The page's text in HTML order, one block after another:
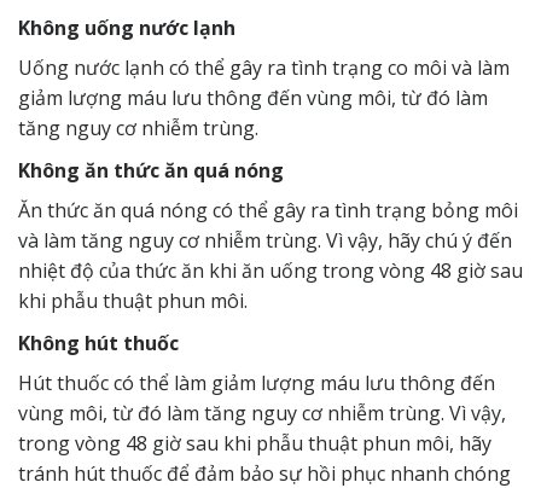
Không uống nước lạnh
Uống nước lạnh có thể gây ra tình trạng co môi và làm
giảm lượng máu lưu thông đến vùng môi, từ đó làm
tăng nguy cơ nhiễm trùng.
Không ăn thức ăn quá nóng
Ăn thức ăn quá nóng có thể gây ra tình trạng bỏng môi
và làm tăng nguy cơ nhiễm trùng. Vì vậy, hãy chú ý đến
nhiệt độ của thức ăn khi ăn uống trong vòng 48 giờ sau
khi phẫu thuật phun môi.
Không hút thuốc
Hút thuốc có thể làm giảm lượng máu lưu thông đến
vùng môi, từ đó làm tăng nguy cơ nhiễm trùng. Vì vậy,
trong vòng 48 giờ sau khi phẫu thuật phun môi, hãy
tránh hút thuốc để đảm bảo sự hồi phục nhanh chóng